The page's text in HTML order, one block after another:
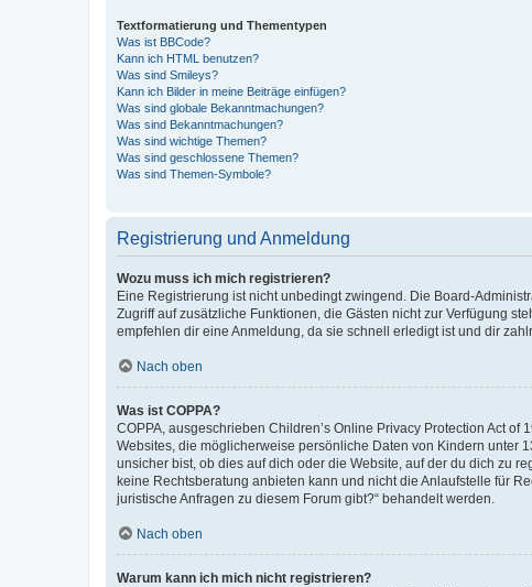
Textformatierung und Thementypen
Was ist BBCode?
Kann ich HTML benutzen?
Was sind Smileys?
Kann ich Bilder in meine Beiträge einfügen?
Was sind globale Bekanntmachungen?
Was sind Bekanntmachungen?
Was sind wichtige Themen?
Was sind geschlossene Themen?
Was sind Themen-Symbole?
Registrierung und Anmeldung
Wozu muss ich mich registrieren?
Eine Registrierung ist nicht unbedingt zwingend. Die Board-
Zugriff auf zusätzliche Funktionen, die Gästen nicht zur Verfügung
empfehlen dir eine Anmeldung, da sie schnell erledigt ist und dir
Nach oben
Was ist COPPA?
COPPA, ausgeschrieben Children’s Online Privacy Protection Act
Websites, die möglicherweise persönliche Daten von Kindern unter
unsicher bist, ob dies auf dich oder die Website, auf der du dich zu
keine Rechtsberatung anbieten kann und nicht die Anlaufstelle für
juristische Anfragen zu diesem Forum gibt?“ behandelt werden.
Nach oben
Warum kann ich mich nicht registrieren?